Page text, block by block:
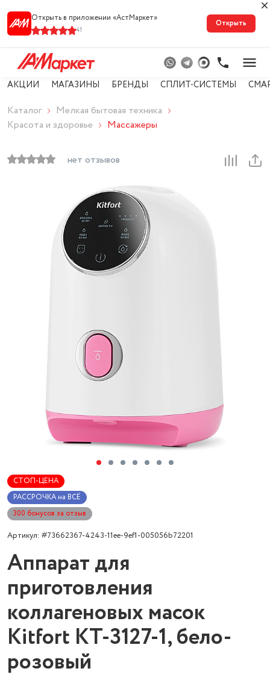
Открыть в приложении «АстМарке‪т‬»
41
Открыть
АКЦИИ МАГАЗИНЫ БРЕНДЫ СПЛИТ-СИСТЕМЫ
Каталог
Мелкая бытовая техника
Красота и здоровье
Массажеры
нет отзывов
СТОП-ЦЕНА
РАССРОЧКА на ВСЁ
300 бонусов за отзыв
Артикул: #73662367-4243-11ee-9ef1-005056b72201
Аппарат для
приготовления
коллагеновых масок
Kitfort КТ-3127-1, бело-
розовый